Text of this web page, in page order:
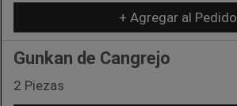
+ Agregar al Pedido
Gunkan de Cangrejo
2 Piezas